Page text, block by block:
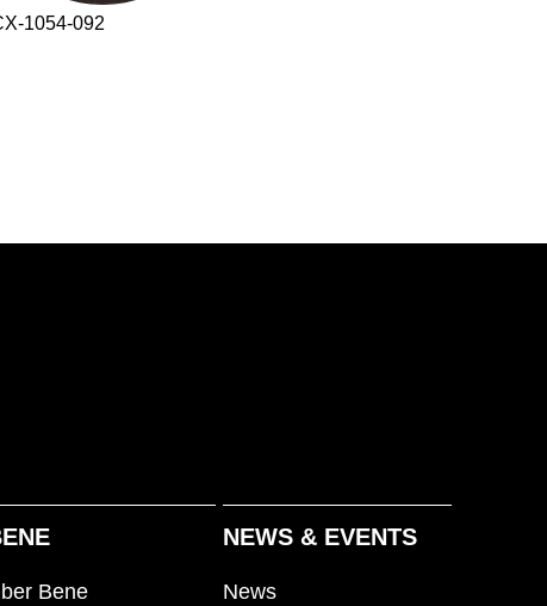
1054-092
Bene
NEWS & EVENTS
News